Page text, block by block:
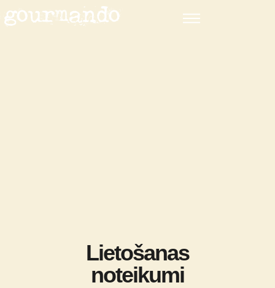
Lietošanas
noteikumi